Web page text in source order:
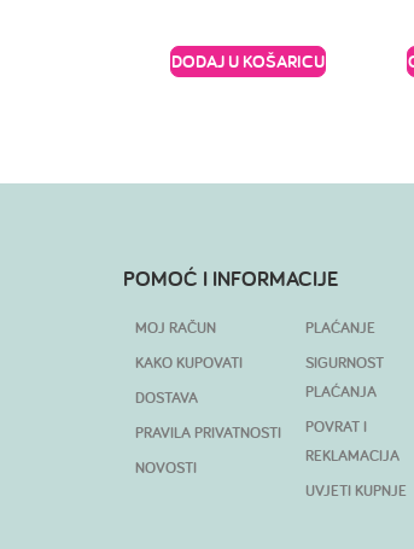
DODAJ U KOŠARICU
POMOĆ I INFORMACIJE
MOJ RAČUN
KAKO KUPOVATI
DOSTAVA
PRAVILA PRIVATNOSTI
NOVOSTI
PLAĆANJE
SIGURNOST
PLAĆANJA
POVRAT I
REKLAMACIJA
UVJETI KUPNJE